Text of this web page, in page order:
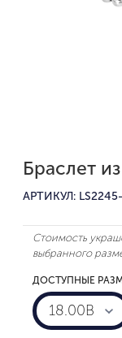
Браслет
АРТИКУЛ:
Стоимость
выбранного
ДОСТУПНЫЕ
18.00B